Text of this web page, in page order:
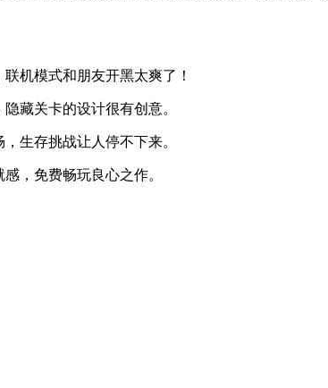
机模式和朋友开黑太爽了！
藏关卡的设计很有创意。
生存挑战让人停不下来。
，免费畅玩良心之作。